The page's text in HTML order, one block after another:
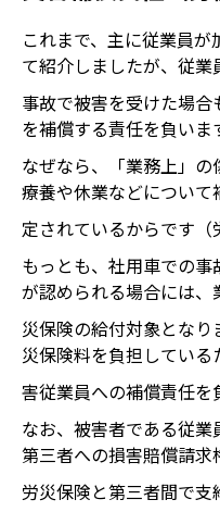
これまで、主に従業員
て紹介しましたが、従業
事故で被害を受けた場
を補償する責任を負いま
なぜなら、「業務上」
療養や休業などについて
定されているからです（
もっとも、社用車での
が認められる場合には、
災保険の給付対象とな
災保険料を負担してい
害従業員への補償責任を
なお、被害者である従
第三者への損害賠償請求
労災保険と第三者間で支